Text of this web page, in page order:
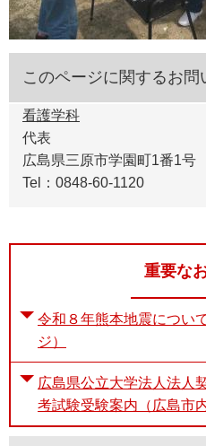
このページに関するお問
看護学科
代表
広島県三原市学園町1番1号
Tel：0848-60-1120
重要な
令和８年熊本地震につい
ジ）
広島県公立大学法人法人
考試験受験案内（広島市内